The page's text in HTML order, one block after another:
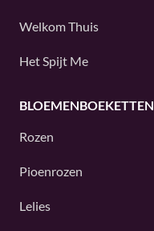
Welkom Thuis
Het Spijt Me
BLOEMENBOEKETTEN
Rozen
Pioenrozen
Lelies